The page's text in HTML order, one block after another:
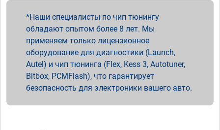
Наши специалисты по чип тюнингу
обладают опытом более 8 лет. Мы
применяем только лицензионное
оборудование для диагностики (Launch,
Autel) и чип тюнинга (Flex, Kess 3, Autotuner,
Bitbox, PCMFlash), что гарантирует
безопасность для электроники вашего авто.